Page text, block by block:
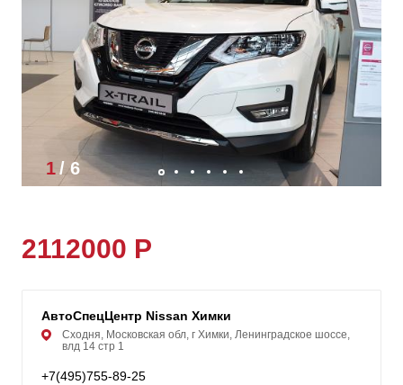
1/6
2112000 Р
АвтоСпецЦентр Nissan Химки
Сходня, Московская обл, г Химки, Ленинградское шоссе,
влд 14 стр 1
+7(495)755-89-25